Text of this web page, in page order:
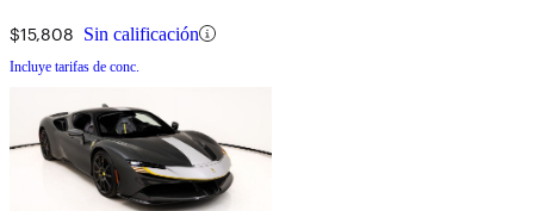
$15,808 Sin calificación
Incluye tarifas de conc.